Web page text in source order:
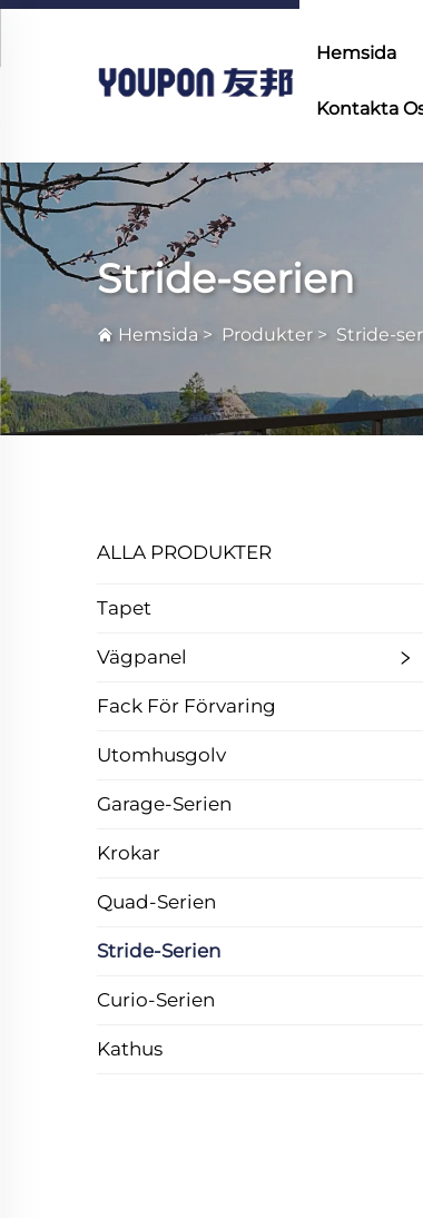
Hemsida
Kontakta
Stride-serien
Hemsida > Produkter > Stride-
ALLA PRODUKTER
Tapet
Vägpanel
Fack För Förvaring
Utomhusgolv
Garage-Serien
Krokar
Quad-Serien
Stride-Serien
Curio-Serien
Kathus